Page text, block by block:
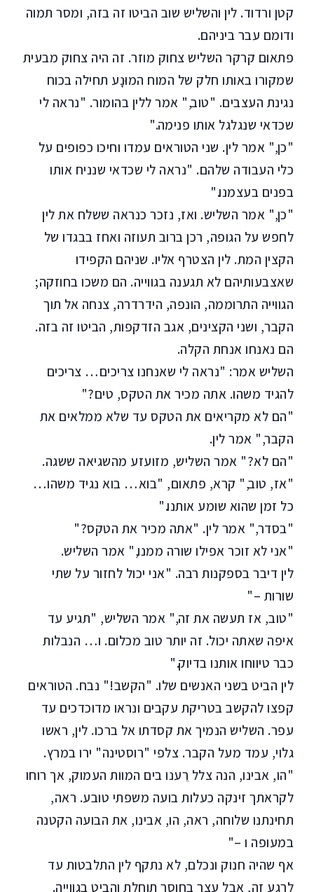
קטן ורדוד. לין והשליש שוב הביטו זה בזה, ומסר תמוה
ודומם עבר ביניהם.
פתאום קרקר השליש צחוק מוזר. זה היה צחוק מבעית
שמקורו באותו חלק של המוח המוּנָע תחילה בכוח
נגינת העצבים. "טוב," אמר ללין בהומור. "נראה לי
שכדאי שנגלגל אותו פנימה."
"כן," אמר לין. שני הטוראים עמדו וחיכו כפופים על
כלי העבודה שלהם. "נראה לי שכדאי שנניח אותו
בפנים בעצמנו."
"כן," אמר השליש. ואז, נזכר כנראה ששלח את לין
לחפש על הגופה, רכן ברוב תעוזה ואחז בבגדו של
הקצין המת. לין הצטרף אליו. שניהם הקפידו
שאצבעותיהם לא תגענה בגווייה. הם משכו בחוזקה;
הגווייה התרוממה, הונפה, הידרדרה, צנחה אל תוך
הקבר, ושני הקצינים, אגב הזדקפות, הביטו זה בזה.
הם נאנחו אנחת הקלה.
השליש אמר: "נראה לי שאנחנו צריכים… צריכים
להגיד משהו. אתה מכיר את הטקס, טים?"
"הם לא מקריאים את הטקס עד שלא ממלאים את
הקבר," אמר לין.
"הם לא?" אמר השליש, מזועזע מהשגיאה ששגה.
"אז, טוב," קרא, פתאום, "בוא… בוא נגיד משהו…
כל זמן שהוא שומע אותנו."
"בסדר," אמר לין. "אתה מכיר את הטקס?"
"אני לא זוכר אפילו שורה ממנו," אמר השליש.
לין דיבר בספקנות רבה. "אני יכול לחזור על שתי
שורות –"
"טוב, אז תעשה את זה," אמר השליש, "תגיע עד
איפה שאתה יכול. זה יותר טוב מכלום. ו… הנבלות
כבר טיווחו אותנו בדיוק."
לין הביט בשני האנשים שלו. "הקשב!" נבח. הטוראים
קפצו להקשב בטריקת עקבים ונראו מדוכדכים עד
עפר. השליש הנמיך את קסדתו אל ברכו. לין, ראשו
גלוי, עמד מעל הקבר. צלפי "רוסטינה" ירו במרץ.
"הו, אבינו, הנה צלל רֵענו בים המוות העמוק, אך רוחו
לקראתך זינקה כעלות בועה משפתי טובע. ראה,
תחינתנו שלוחה, ראה, הו, אבינו, את הבועה הקטנה
במעופה ו –"
אף שהיה חנוק ונכלם, לא נתקף לין התלבטות עד
לרגע זה, אבל עצר בחוסר תוחלת והביט בגווייה.